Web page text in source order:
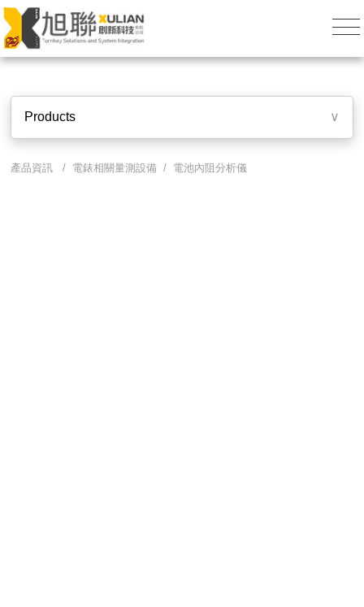
Products ∨
產品資訊 / 電錶相關量測設備 / 電池內阻分析儀